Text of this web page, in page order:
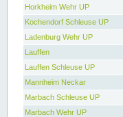
Horkheim Wehr UP
Kochendorf Schleuse UP
Ladenburg Wehr UP
Lauffen
Lauffen Schleuse UP
Mannheim Neckar
Marbach Schleuse UP
Marbach Wehr UP